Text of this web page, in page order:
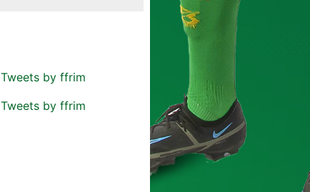
Tweets by ffrim
Tweets by ffrim